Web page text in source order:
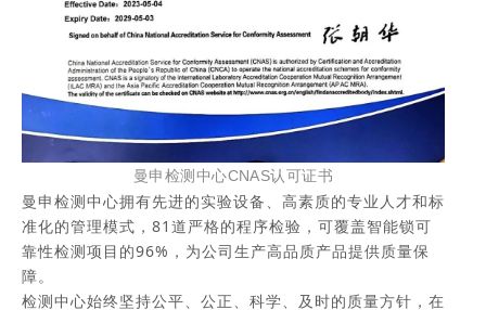
曼申检测中心CNAS认可证书
曼申检测中心拥有先进的实验设备、高素质的专业人才和标
准化的管理模式， 81 道严格的程序检验 ， 可覆盖智能锁可
靠性检测项目的96%， 为公司生产高品质产品提供质量保
障。
检测中心始终坚持公平、公正、科学、及时的质量方针，在